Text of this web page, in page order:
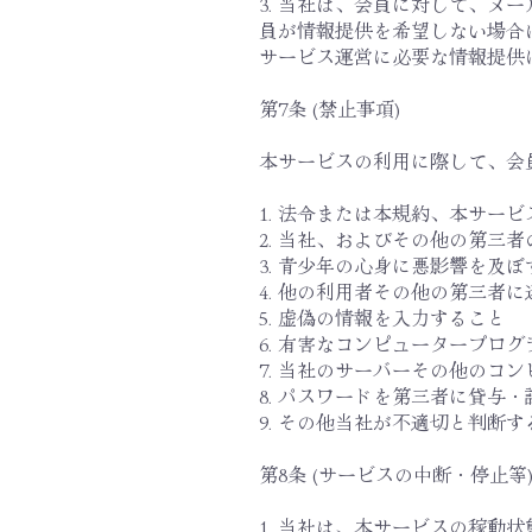
員が情報提供を希望しない場
サービス運営に必要な情報提
第7条 (禁止事項)
本サービスの利用に際して、
1. 法令または本規約、本サー
2. 当社、およびその他の第三
3. 青少年の心身に悪影響を及
4. 他の利用者その他の第三者
5. 虚偽の情報を入力すること
6. 有害なコンピュータープロ
7. 当社のサーバーその他のコ
8. パスワードを第三者に貸与
9. その他当社が不適切と判断す
第8条 (サービスの中断・停止等)